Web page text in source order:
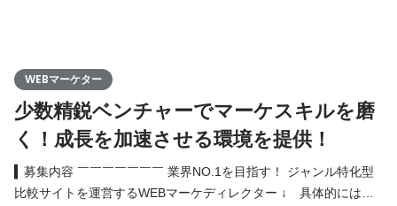
WEBマーケター
少数精鋭ベンチャーでマーケスキルを磨
く！成長を加速させる環境を提供！
▍募集内容 ￣￣￣￣￣￣￣ 業界NO.1を目指す！ ジャンル特化型
比較サイトを運営するWEBマーケディレクター ↓ 具体的にはこ